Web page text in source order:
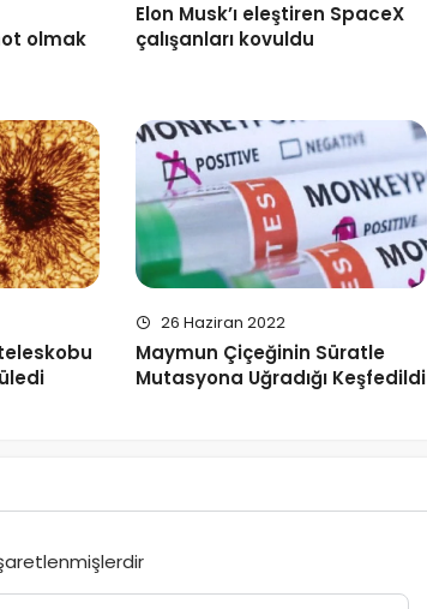
olmak
Elon Musk’ı eleştiren SpaceX
çalışanları kovuldu
26 Haziran 2022
Maymun Çiçeğinin Süratle
Mutasyona Uğradığı Keşfedildi